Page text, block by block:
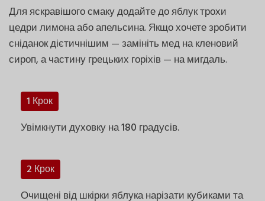
Для яскравішого смаку додайте до яблук трохи
цедри лимона або апельсина. Якщо хочете зробити
сніданок дієтичнішим — замініть мед на кленовий
сироп, а частину грецьких горіхів — на мигдаль.
1 Крок
Увімкнути духовку на 180 градусів.
2 Крок
Очищені від шкірки яблука нарізати кубиками та